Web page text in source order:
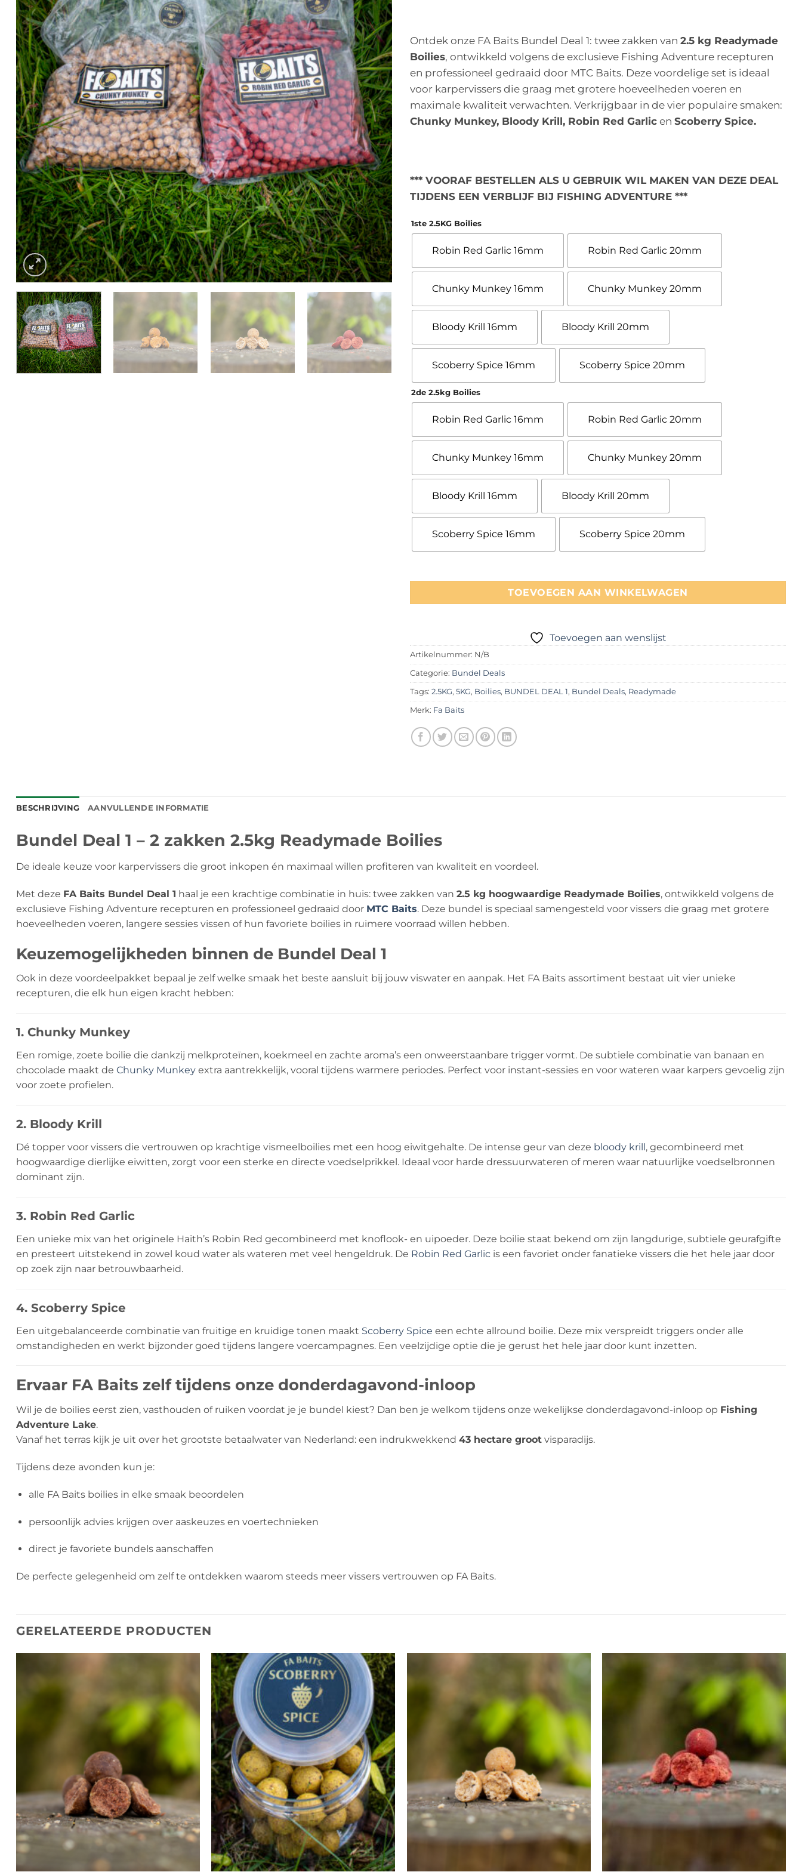
Ontdek onze FA Baits Bundel Deal 1: twee zakken van 2.5 kg Readymade
Boilies, ontwikkeld volgens de exclusieve Fishing Adventure recepturen
en professioneel gedraaid door MTC Baits. Deze voordelige set is ideaal
voor karpervissers die graag met grotere hoeveelheden voeren en
maximale kwaliteit verwachten. Verkrijgbaar in de vier populaire smaken:
Chunky Munkey, Bloody Krill, Robin Red Garlicen Scoberry Spice.
*** VOORAF BESTELLEN ALS U GEBRUIK WIL MAKEN VAN DEZE DEAL
TIJDENS EEN VERBLIJF BIJ FISHING ADVENTURE ***
1ste 2.5KG Boilies
Robin Red Garlic 16mm Robin Red Garlic 20mm
Chunky Munkey 16mm Chunky Munkey 20mm
Bloody Krill 16mm Bloody Krill 20mm
Scoberry Spice 16mm Scoberry Spice 20mm
2de 2.5kg Boilies
Robin Red Garlic 16mm Robin Red Garlic 20mm
Chunky Munkey 16mm Chunky Munkey 20mm
Bloody Krill 16mm Bloody Krill 20mm
Scoberry Spice 16mm Scoberry Spice 20mm
TOEVOEGEN AAN WINKELWAGEN
Toevoegen aan wenslijst
Artikelnummer: N/B
Categorie: Bundel Deals
Tags: 2.5KG, 5KG, Boilies, BUNDEL DEAL 1, Bundel Deals, Readymade
Merk: Fa Baits
BESCHRIJVING AANVULLENDE INFORMATIE
Bundel Deal 1 – 2 zakken 2.5kg Readymade Boilies
De ideale keuze voor karpervissers die groot inkopen én maximaal willen profiteren van kwaliteit en voordeel.
Met deze FA Baits Bundel Deal 1 haal je een krachtige combinatie in huis: twee zakken van 2.5 kg hoogwaardige Readymade Boilies, ontwikkeld volgens de
exclusieve Fishing Adventure recepturen en professioneel gedraaid door MTC Baits. Deze bundel is speciaal samengesteld voor vissers die graag met grotere
hoeveelheden voeren, langere sessies vissen of hun favoriete boilies in ruimere voorraad willen hebben.
Keuzemogelijkheden binnen de Bundel Deal 1
Ook in deze voordeelpakket bepaal je zelf welke smaak het beste aansluit bij jouw viswater en aanpak. Het FA Baits assortiment bestaat uit vier unieke
recepturen, die elk hun eigen kracht hebben:
1. Chunky Munkey
Een romige, zoete boilie die dankzij melkproteïnen, koekmeel en zachte aroma’s een onweerstaanbare trigger vormt. De subtiele combinatie van banaan en
chocolade maakt de Chunky Munkey extra aantrekkelijk, vooral tijdens warmere periodes. Perfect voor instant-sessies en voor wateren waar karpers gevoelig zijn
voor zoete profielen.
2. Bloody Krill
Dé topper voor vissers die vertrouwen op krachtige vismeelboilies met een hoog eiwitgehalte. De intense geur van deze bloody krill, gecombineerd met
hoogwaardige dierlijke eiwitten, zorgt voor een sterke en directe voedselprikkel. Ideaal voor harde dressuurwateren of meren waar natuurlijke voedselbronnen
dominant zijn.
3. Robin Red Garlic
Een unieke mix van het originele Haith’s Robin Red gecombineerd met knoflook- en uipoeder. Deze boilie staat bekend om zijn langdurige, subtiele geurafgifte
en presteert uitstekend in zowel koud water als wateren met veel hengeldruk. De Robin Red Garlic is een favoriet onder fanatieke vissers die het hele jaar door
op zoek zijn naar betrouwbaarheid.
4. Scoberry Spice
Een uitgebalanceerde combinatie van fruitige en kruidige tonen maakt Scoberry Spice een echte allround boilie. Deze mix verspreidt triggers onder alle
omstandigheden en werkt bijzonder goed tijdens langere voercampagnes. Een veelzijdige optie die je gerust het hele jaar door kunt inzetten.
Ervaar FA Baits zelf tijdens onze donderdagavond-inloop
Wil je de boilies eerst zien, vasthouden of ruiken voordat je je bundel kiest? Dan ben je welkom tijdens onze wekelijkse donderdagavond-inloop op Fishing
Adventure Lake.
Vanaf het terras kijk je uit over het grootste betaalwater van Nederland: een indrukwekkend 43 hectare groot visparadijs.
Tijdens deze avonden kun je:
alle FA Baits boilies in elke smaak beoordelen
persoonlijk advies krijgen over aaskeuzes en voertechnieken
direct je favoriete bundels aanschaffen
De perfecte gelegenheid om zelf te ontdekken waarom steeds meer vissers vertrouwen op FA Baits.
GERELATEERDE PRODUCTEN
wenslijst
Toevoegen
aan
wenslijst
+
wenslijst
Toevoegen